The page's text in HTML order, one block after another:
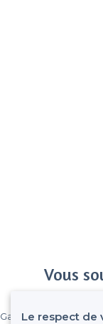
Vous
Gagnez de
Le respect de